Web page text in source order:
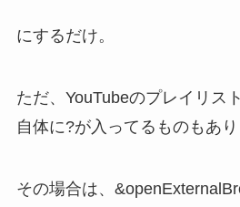
にするだけ。
ただ、YouTubeのプレイリス
自体に?が入ってるものもあり
その場合は、